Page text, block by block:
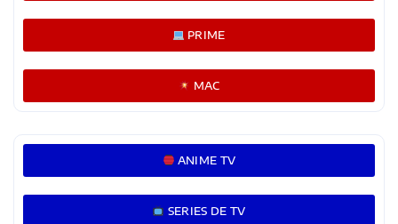
PRIME
MAC
ANIME TV
SERIES DE TV